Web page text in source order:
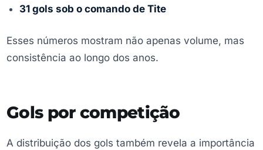
31 gols sob o comando de Tite
Esses números mostram não apenas volume, mas
consistência ao longo dos anos.
Gols por competição
A distribuição dos gols também revela a importância